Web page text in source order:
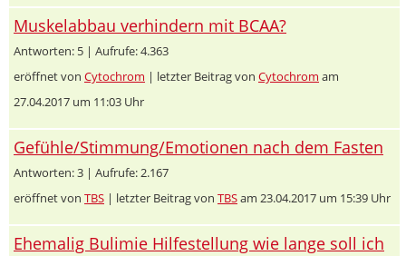
Muskelabbau verhindern mit BCAA?
Antworten: 5 | Aufrufe: 4.363
eröffnet von Cytochrom | letzter Beitrag von Cytochrom am
27.04.2017 um 11:03 Uhr
Gefühle/Stimmung/Emotionen nach dem Fasten
Antworten: 3 | Aufrufe: 2.167
eröffnet von TBS | letzter Beitrag von TBSam 23.04.2017 um 15:39 Uhr
Ehemalig Bulimie Hilfestellung wie lange soll ich